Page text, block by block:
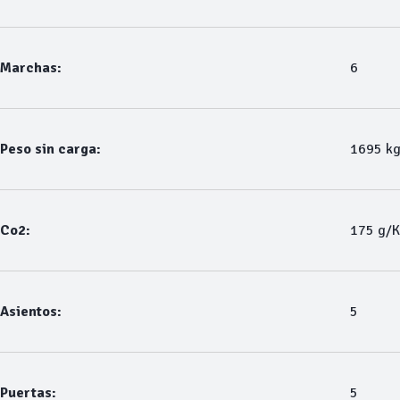
Marchas: 6
Peso sin carga: 1695 kg
Co2: 175 g/
Asientos: 5
Puertas: 5